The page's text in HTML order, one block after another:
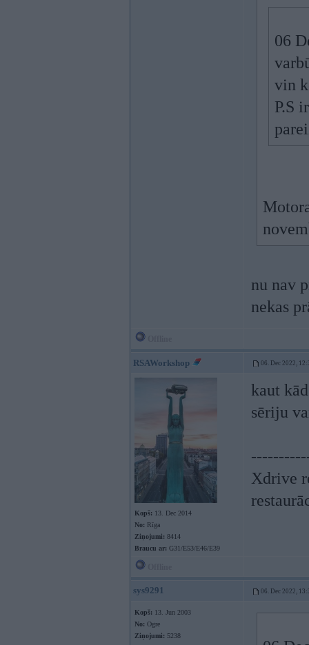
06
vin
P.S
nu nav
nekas
RSAWorkshop 06. Dec 2022,
Kopš: 13. Dec 2014
No: Rīga
Ziņojumi: 8414
Braucu ar: G31/E53/E46/E39
kaut
sēriju
Xdrive
sys9291 06. Dec 2022,
Kopš: 13. Jun 2003
No: Ogre
Ziņojumi: 5238